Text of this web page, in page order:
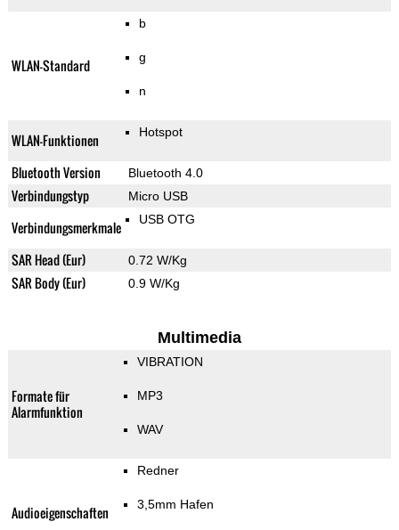
WLAN-Standard
b
g
n
WLAN-Funktionen Hotspot
Bluetooth Version Bluetooth 4.0
Verbindungstyp Micro USB
Verbindungsmerkmale USB OTG
SAR Head (Eur) 0.72 W/Kg
SAR Body (Eur) 0.9 W/Kg
Multimedia
Formate für
Alarmfunktion
VIBRATION
MP3
WAV
Audioeigenschaften
Redner
3,5mm Hafen